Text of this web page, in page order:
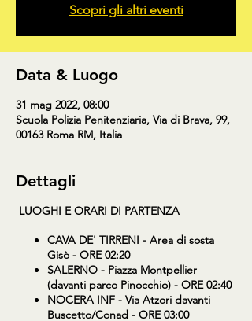
Scopri gli altri eventi
Data & Luogo
31 mag 2022, 08:00
Scuola Polizia Penitenziaria, Via di Brava, 99,
00163 Roma RM, Italia
Dettagli
LUOGHI E ORARI DI PARTENZA
CAVA DE' TIRRENI - Area di sosta
Gisò - ORE 02:20
SALERNO - Piazza Montpellier
(davanti parco Pinocchio) - ORE 02:40
NOCERA INF - Via Atzori davanti
Buscetto/Conad - ORE 03:00